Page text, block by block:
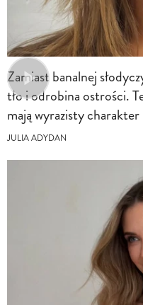
Zamiast banalnej
tło i odrobina ostrości.
mają wyrazisty charakter
JULIA ADYDAN